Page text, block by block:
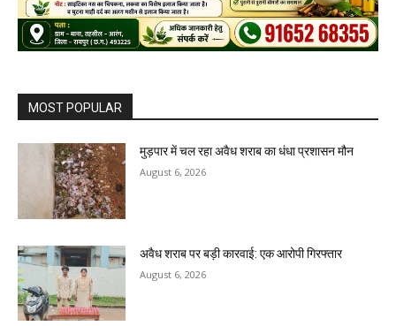
MOST POPULAR
मुड़पार में चल रहा अवैध शराब का धंधा प्रशासन मौन
August 6, 2026
अवैध शराब पर बड़ी कारवाई: एक आरोपी गिरफ्तार
August 6, 2026